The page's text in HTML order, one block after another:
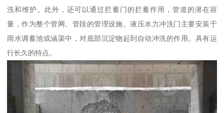
洗和维护。此外，还可以通过拦蓄门的拦蓄作用，管道的潜在容
量，作为整个管网、管段的管理设施。液压水力冲洗门主要安装于
雨水调蓄池或涵渠中，对底部沉淀物起到自动冲洗的作用。具有运
行长久的特点。